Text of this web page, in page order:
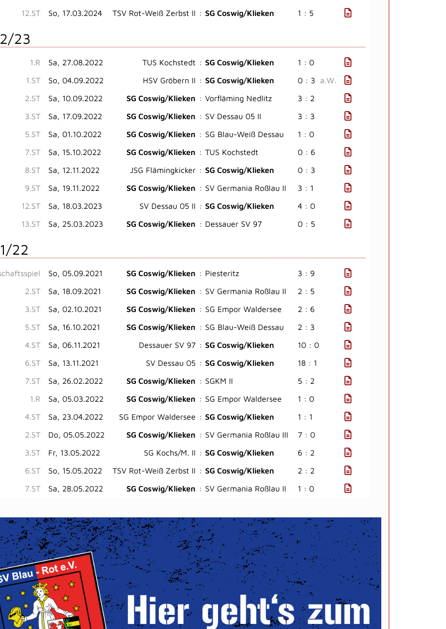
12.ST
So, 17.03.2024 TSV Rot-Weiß Zerbst II : SG Coswig/Klieken 1 : 5
23
1.R Sa, 27.08.2022 TUS Kochstedt : SG Coswig/Klieken
1 : 0
1.ST
So, 04.09.2022 HSV Gröbern II : SG Coswig/Klieken 0 : 3 a.W.
2.ST
Sa, 10.09.2022 SG Coswig/Klieken : Vorfläming Nedlitz
3 : 2
3.ST
Sa, 17.09.2022 SG Coswig/Klieken : SV Dessau 05 II
3 : 3
5.ST
Sa, 01.10.2022 SG Coswig/Klieken : SG Blau-Weiß Dessau
1 : 0
7.ST
Sa, 15.10.2022 SG Coswig/Klieken : TUS Kochstedt
0 : 6
8.ST
Sa, 12.11.2022 JSG Flämingkicker : SG Coswig/Klieken
0 : 3
9.ST
Sa, 19.11.2022 SG Coswig/Klieken : SV Germania Roßlau II
3 : 1
12.ST
Sa, 18.03.2023 SV Dessau 05 II : SG Coswig/Klieken
4 : 0
13.ST
Sa, 25.03.2023 SG Coswig/Klieken : Dessauer SV 97 0 : 5
22
So, 05.09.2021 SG Coswig/Klieken : Piesteritz
3 : 9
2.ST
Sa, 18.09.2021 SG Coswig/Klieken : SV Germania Roßlau II
2 : 5
3.ST
Sa, 02.10.2021 SG Coswig/Klieken : SG Empor Waldersee
2 : 6
5.ST
Sa, 16.10.2021 SG Coswig/Klieken : SG Blau-Weiß Dessau
2 : 3
4.ST
Sa, 06.11.2021 Dessauer SV 97 : SG Coswig/Klieken
10 : 0
6.ST
Sa, 13.11.2021 SV Dessau 05 : SG Coswig/Klieken
18 : 1
7.ST
Sa, 26.02.2022 SG Coswig/Klieken : SGKM II
5 : 2
1.R
Sa, 05.03.2022 SG Coswig/Klieken : SG Empor Waldersee
1 : 0
4.ST
Sa, 23.04.2022 SG Empor Waldersee : SG Coswig/Klieken
1 : 1
2.ST
Do, 05.05.2022 SG Coswig/Klieken : SV Germania Roßlau III
7 : 0
3.ST
Fr, 13.05.2022 SG Kochs/M. II : SG Coswig/Klieken
6 : 2
6.ST
So, 15.05.2022 TSV Rot-Weiß Zerbst II : SG Coswig/Klieken
2 : 2
7.ST
Sa, 28.05.2022 SG Coswig/Klieken : SV Germania Roßlau II 1 : 0